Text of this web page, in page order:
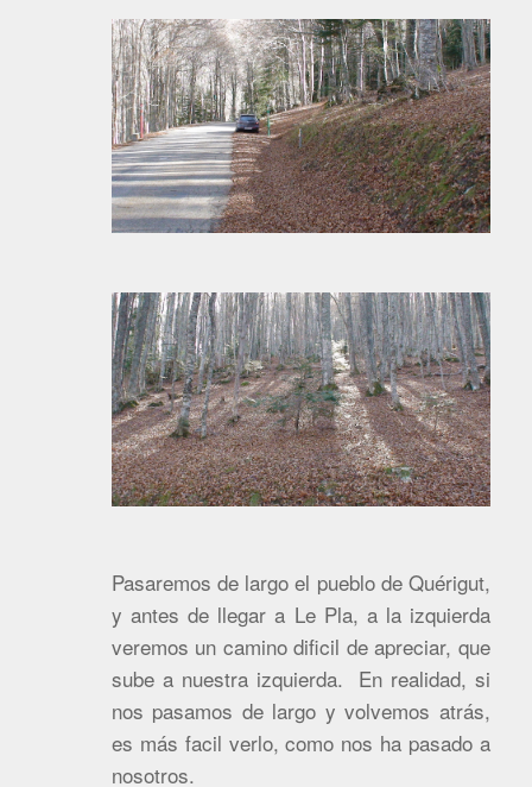
Pasaremos de largo el pueblo de Quérigut,
y antes de llegar a Le Pla, a la izquierda
veremos un camino dificil de apreciar, que
sube a nuestra izquierda. En realidad, si
nos pasamos de largo y volvemos atrás,
es más facil verlo, como nos ha pasado a
nosotros.